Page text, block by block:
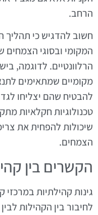
הרחב.
חשוב להדגיש כי תהליך
המקומי ובסוגי הצמחים
הרלוונטיים. לדוגמה,
מקומיים שמתאימים
להבטיח שהם יצליחו
טכנולוגיות חקלאיות
שיכולות להפחית את
הצמחים.
הקשרים בין
גינות קהילתיות במרכזי
לחיבור בין הקהילות